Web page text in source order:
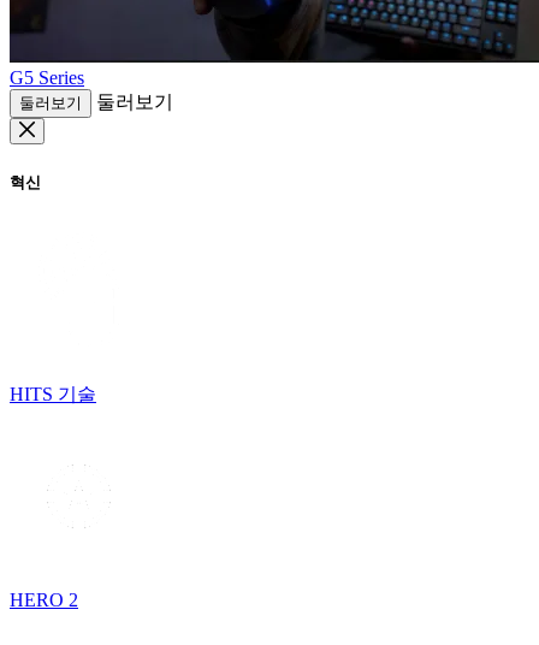
G5 Series
둘러보기 둘러보기
혁신
HITS 기술
HERO 2